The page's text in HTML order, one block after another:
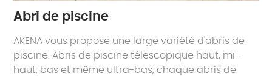
Abri de piscine
AKENA vous propose une large variété d'abris de
piscine. Abris de piscine télescopique haut, mi-
haut, bas et même ultra-bas, chaque abris de